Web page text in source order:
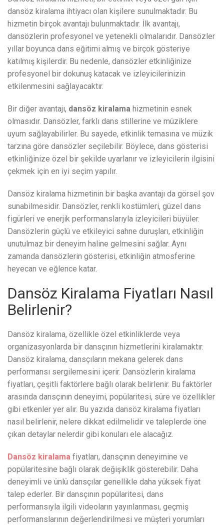
dansöz kiralama ihtiyacı olan kişilere sunulmaktadır. Bu
hizmetin birçok avantajı bulunmaktadır. İlk avantajı,
dansözlerin profesyonel ve yetenekli olmalarıdır. Dansözler
yıllar boyunca dans eğitimi almış ve birçok gösteriye
katılmış kişilerdir. Bu nedenle, dansözler etkinliğinize
profesyonel bir dokunuş katacak ve izleyicilerinizin
etkilenmesini sağlayacaktır.
Bir diğer avantajı, dansöz kiralama hizmetinin esnek
olmasıdır. Dansözler, farklı dans stillerine ve müziklere
uyum sağlayabilirler. Bu sayede, etkinlik temasına ve müzik
tarzına göre dansözler seçilebilir. Böylece, dans gösterisi
etkinliğinize özel bir şekilde uyarlanır ve izleyicilerin ilgisini
çekmek için en iyi seçim yapılır.
Dansöz kiralama hizmetinin bir başka avantajı da görsel şov
sunabilmesidir. Dansözler, renkli kostümleri, güzel dans
figürleri ve enerjik performanslarıyla izleyicileri büyüler.
Dansözlerin güçlü ve etkileyici sahne duruşları, etkinliğin
unutulmaz bir deneyim haline gelmesini sağlar. Aynı
zamanda dansözlerin gösterisi, etkinliğin atmosferine
heyecan ve eğlence katar.
Dansöz Kiralama Fiyatları Nasıl
Belirlenir?
Dansöz kiralama, özellikle özel etkinliklerde veya
organizasyonlarda bir dansçının hizmetlerini kiralamaktır.
Dansöz kiralama, dansçıların mekana gelerek dans
performansı sergilemesini içerir. Dansözlerin kiralama
fiyatları, çeşitli faktörlere bağlı olarak belirlenir. Bu faktörler
arasında dansçının deneyimi, popülaritesi, süre ve özellikler
gibi etkenler yer alır. Bu yazıda dansöz kiralama fiyatları
nasıl belirlenir, nelere dikkat edilmelidir ve taleplerde öne
çıkan detaylar nelerdir gibi konuları ele alacağız.
Dansöz kiralama fiyatları, dansçının deneyimine ve
popülaritesine bağlı olarak değişiklik gösterebilir. Daha
deneyimli ve ünlü dansçılar genellikle daha yüksek fiyat
talep ederler. Bir dansçının popülaritesi, dans
performansıyla ilgili videoların yayınlanması, geçmiş
performanslarının değerlendirilmesi ve müşteri yorumları